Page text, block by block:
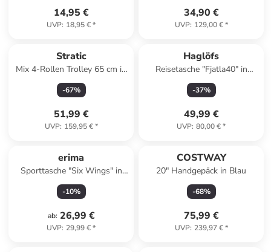
14,95 €
UVP: 18,95 €*
34,90 €
UVP: 129,00 €*
Stratic
Mix 4-Rollen Trolley 65 cm in
blue
-67%
51,99 €
UVP: 159,95 €*
Haglöfs
Reisetasche "Fjatla40" in
Schwarz - (B)47,5 x (H)32 x
(T)29 cm - 40 l
-37%
49,99 €
UVP: 80,00 €*
erima
Sporttasche "Six Wings" in
Grau
-10%
ab: 26,99 €
UVP: 29,99 €*
COSTWAY
20" Handgepäck in Blau
-68%
75,99 €
UVP: 239,97 €*